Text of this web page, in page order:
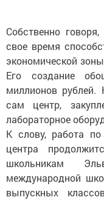
Собственно
свое время
экономической
Его создание
миллионов
сам центр,
лабораторное
К слову, работа
центра
школьникам
международной
выпускных